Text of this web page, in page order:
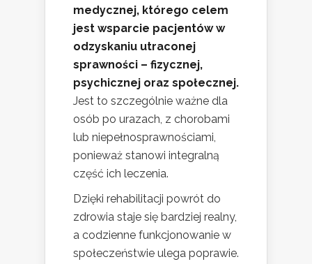
medycznej, którego celem
jest wsparcie pacjentów w
odzyskaniu utraconej
sprawności – fizycznej,
psychicznej oraz społecznej.
Jest to szczególnie ważne dla
osób po urazach, z chorobami
lub niepełnosprawnościami,
ponieważ stanowi integralną
część ich leczenia.
Dzięki rehabilitacji powrót do
zdrowia staje się bardziej realny,
a codzienne funkcjonowanie w
społeczeństwie ulega poprawie.